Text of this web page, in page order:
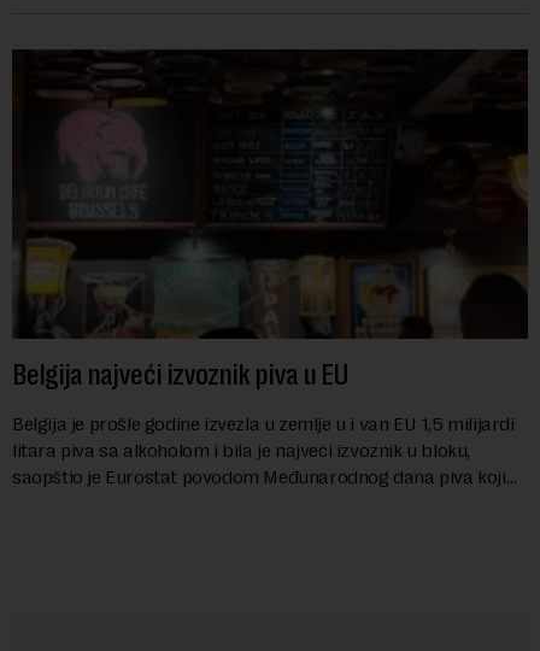
Belgija najveći izvoznik piva u EU
Belgija je prošle godine izvezla u zemlje u i van EU 1,5 milijardi
litara piva sa alkoholom i bila je najveći izvoznik u bloku,
saopštio je Eurostat povodom Međunarodnog dana piva koji